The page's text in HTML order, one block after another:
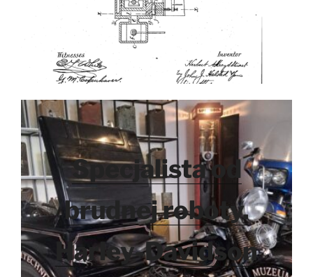
Specjalista od
brudnej roboty.
Harley-Davidson